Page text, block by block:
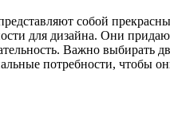
собой
для дизайна. Они
Важно выбирать
потребности, чтобы